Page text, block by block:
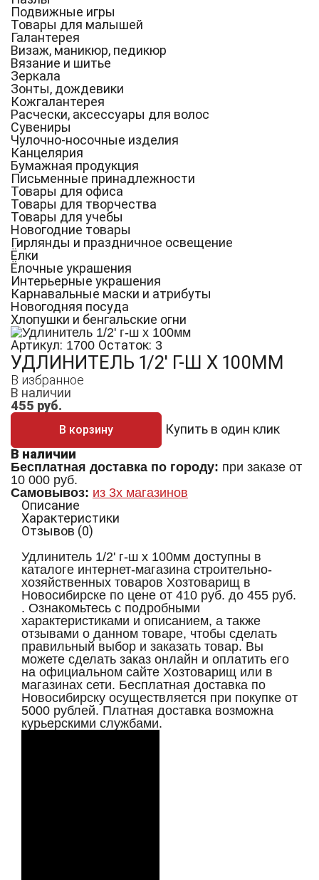
Подвижные игры
Товары для малышей
Галантерея
Визаж, маникюр, педикюр
Вязание и шитье
Зеркала
Зонты, дождевики
Кожгалантерея
Расчески, аксессуары для волос
Сувениры
Чулочно-носочные изделия
Канцелярия
Бумажная продукция
Письменные принадлежности
Товары для офиса
Товары для творчества
Товары для учебы
Новогодние товары
Гирлянды и праздничное освещение
Ёлки
Ёлочные украшения
Интерьерные украшения
Карнавальные маски и атрибуты
Новогодняя посуда
Хлопушки и бенгальские огни
Артикул: 1700 Остаток: 3
УДЛИНИТЕЛЬ 1/2' Г-Ш Х 100ММ
В избранное
В наличии
455 руб.
В корзину
Купить в один клик
В наличии
Бесплатная доставка по городу: при заказе от
10 000 руб.
Самовывоз: из 3х магазинов
Описание
Характеристики
Отзывов (0)
Удлинитель 1/2' г-ш х 100мм доступны в
каталоге интернет-магазина строительно-
хозяйственных товаров Хозтоварищ в
Новосибирске по цене от 410 руб. до 455 руб.
. Ознакомьтесь с подробными
характеристиками и описанием, а также
отзывами о данном товаре, чтобы сделать
правильный выбор и заказать товар. Вы
можете сделать заказ онлайн и оплатить его
на официальном сайте Хозтоварищ или в
магазинах сети. Бесплатная доставка по
Новосибирску осуществляется при покупке от
5000 рублей. Платная доставка возможна
курьерскими службами.